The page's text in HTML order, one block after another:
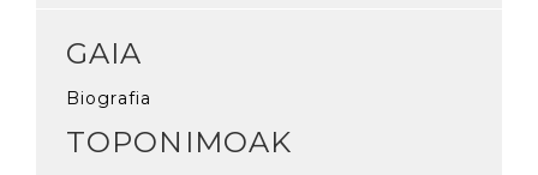
GAIA
Biografia
TOPONIMOAK